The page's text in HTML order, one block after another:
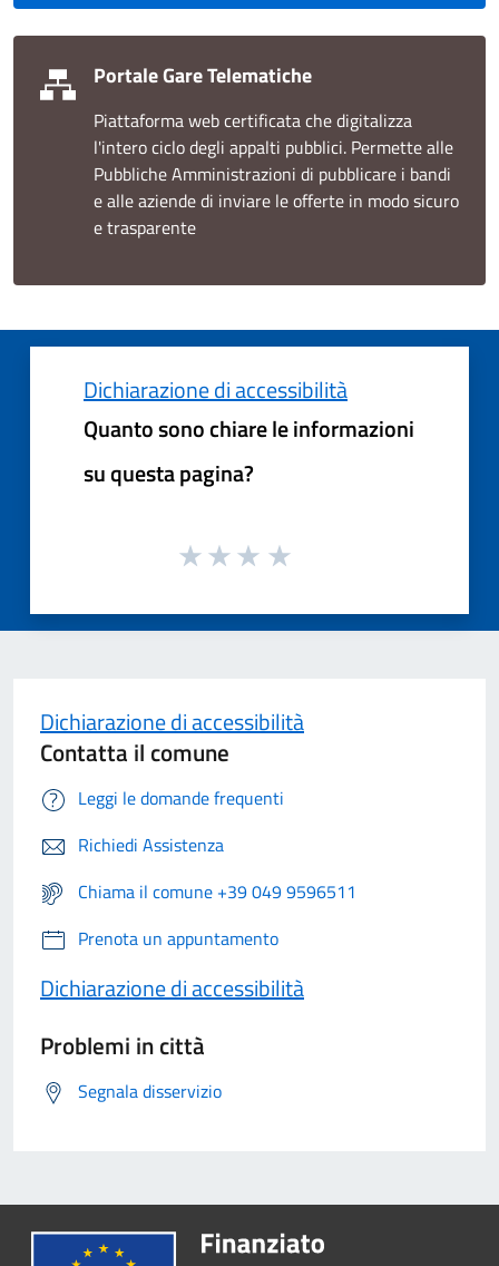
Portale Gare Telematiche
Piattaforma web certificata che digitalizza
l'intero ciclo degli appalti pubblici. Permette alle
Pubbliche Amministrazioni di pubblicare i bandi
e alle aziende di inviare le offerte in modo sicuro
e trasparente
Dichiarazione di accessibilità
Quanto sono chiare le informazioni
su questa pagina?
Dichiarazione di accessibilità
Contatta il comune
Leggi le domande frequenti
Richiedi Assistenza
Chiama il comune +39 049 9596511
Prenota un appuntamento
Dichiarazione di accessibilità
Problemi in città
Segnala disservizio